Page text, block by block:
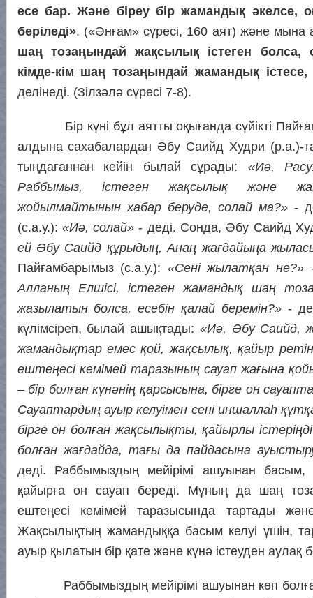
есе бар. Және біреу бір жамандық әкелсе,
беріледі». («Әнғам» сүресі, 160 аят) және мына
шаң тозаңындай жақсылық істеген
кімде-кім шаң тозаңындай жамандық
делінеді. (Зілзәлә сүресі 7-8).
Бір күні бұл аятты оқығанда сүйікті
алдына сахабалардан Әбу Саийд Худри (р.а.)-
тыңдағаннан кейін былай сұрады: «Иә,
Раббымыз, істеген жақсылық және
жойылмайтынын хабар беруде, солай ма?»-
(с.а.у.): «Иә, солай» - деді. Сонда, Әбу Саийд
ей Әбу Саийд құрыдың, Анаң жағдайыңа
Пайғамбарымыз (с.а.у.): «Сені жылатқан не?»
Алланың Елшісі, істеген жамандық шаң
жазылатын болса, есебін қалай беремін?»-
күлімсіреп, былай ашықтады: «Иә, Әбу Саийд,
жамандықтар емес қой, жақсылық, қайыр
ештеңесі кемімей таразының сауап жағына
– бір болған күнәнің қарсысына, бірге он
Сауаптардың ауыр келуімен сені иншаллаһ
бірге он болған жақсылықты, қайырлы
болған жағдайда, тағы да пайдасына
деді. Раббымыздың мейірімі ашуынан
қайырға он сауап береді. Мұның да шаң
ештеңесі кемімей таразысында тартады
Жақсылықтың жамандыққа басым келуі үшін,
ауыр қылатын бір қате және күнә істеуден аулақ
Раббымыздың мейірімі ашуынан көп